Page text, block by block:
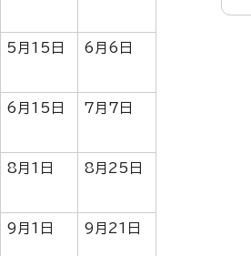
5月15日 6月6日
6月15日 7月7日
8月1日 8月25日
9月1日 9月21日